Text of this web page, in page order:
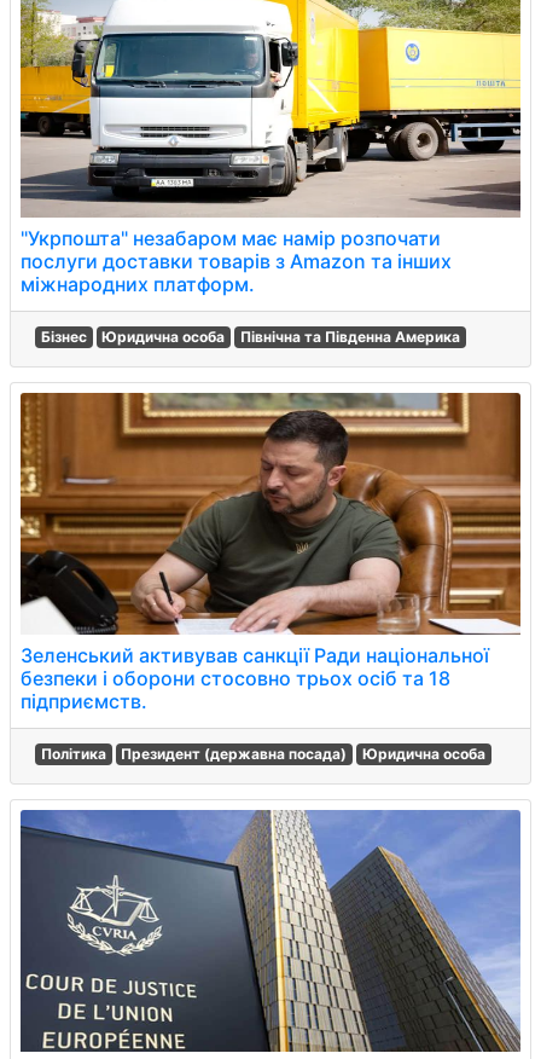
"Укрпошта" незабаром має намір розпочати
послуги доставки товарів з Amazon та інших
міжнародних платформ.
Бізнес Юридична особа Північна та Південна Америка
Зеленський активував санкції Ради національної
безпеки і оборони стосовно трьох осіб та 18
підприємств.
Політика Президент (державна посада) Юридична особа